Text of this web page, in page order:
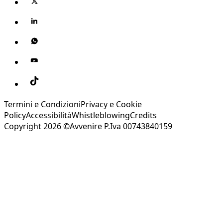
Termini e CondizioniPrivacy e Cookie
PolicyAccessibilitàWhistleblowingCredits
Copyright 2026 ©Avvenire P.Iva 00743840159